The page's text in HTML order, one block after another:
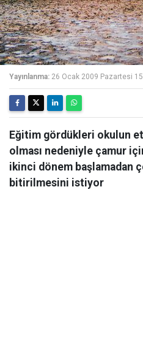
Yayınlanma: 26 Ocak 2009 Pazartesi
Eğitim gördükleri okulun
olması nedeniyle çamur
ikinci dönem başlamadan
bitirilmesini istiyor